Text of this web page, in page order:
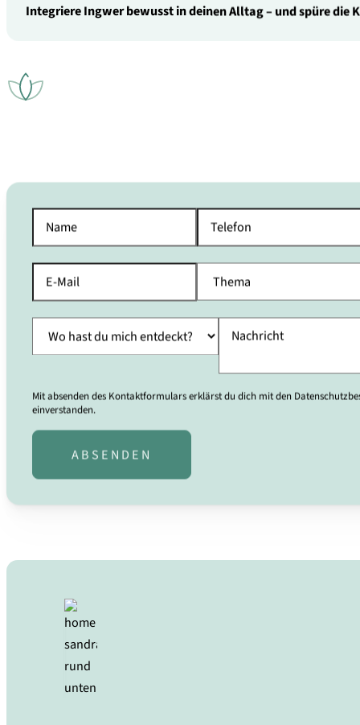
Integriere Ingwer bewusst in deinen Alltag – und spüre die
Mit absenden des Kontaktformulars erklärst du dich mit den
einverstanden.
ABSENDEN